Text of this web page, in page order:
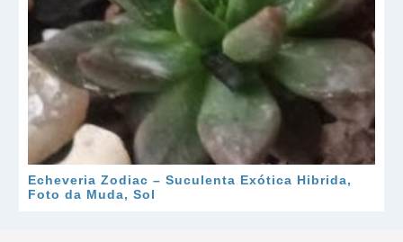
Echeveria Zodiac – Suculenta Exótica Hibrida,
Foto da Muda, Sol